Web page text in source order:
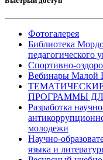
Фотогалерея
Библиотека
педагогического
Спортивно-
Вебинары Малой
ПРОГРАММЫ
Разработка
молодежи
Научно-
языка и